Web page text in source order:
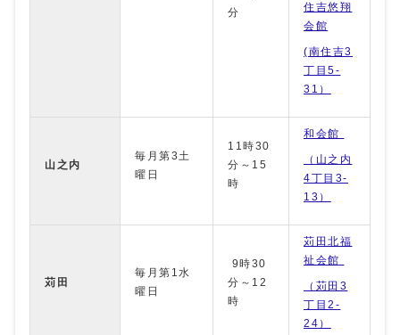
分
住吉悠翔
会館
(南住吉3
丁目5-
31）
山之内
毎月第3土
曜日
11時30
分～15
時
和会館
（山之内
4丁目3-
13）
苅田
毎月第1水
曜日
9時30
分～12
時
苅田北福
祉会館
（苅田3
丁目2-
24）